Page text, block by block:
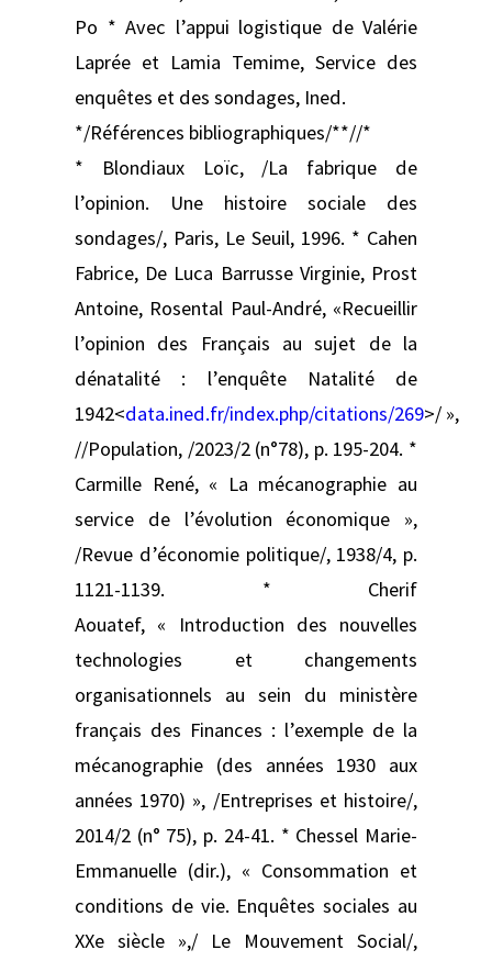
Po * Avec l’appui logistique de Valérie
Laprée et Lamia Temime, Service des
enquêtes et des sondages, Ined.
*/Références bibliographiques/**//*
* Blondiaux Loïc, /La fabrique de
l’opinion. Une histoire sociale des
sondages/, Paris, Le Seuil, 1996. * Cahen
Fabrice, De Luca Barrusse Virginie, Prost
Antoine, Rosental Paul-André, «Recueillir
l’opinion des Français au sujet de la
dénatalité : l’enquête Natalité de
1942<data.ined.fr/index.php/citations/269>/ »,
//Population, /2023/2 (n°78), p. 195-204. *
Carmille René, « La mécanographie au
service de l’évolution économique »,
/Revue d’économie politique/, 1938/4, p.
1121-1139. * Cherif
Aouatef, « Introduction des nouvelles
technologies et changements
organisationnels au sein du ministère
français des Finances : l’exemple de la
mécanographie (des années 1930 aux
années 1970) », /Entreprises et histoire/,
2014/2 (n° 75), p. 24-41. * Chessel Marie-
Emmanuelle (dir.), « Consommation et
conditions de vie. Enquêtes sociales au
XXe siècle »,/ Le Mouvement Social/,